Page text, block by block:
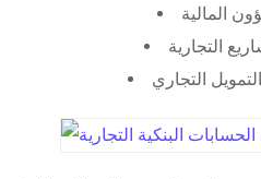
المالية
التجارية
التجاري